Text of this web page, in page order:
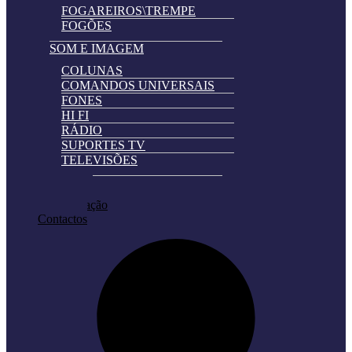
FOGAREIROS\TREMPE
FOGÕES
SOM E IMAGEM
COLUNAS
COMANDOS UNIVERSAIS
FONES
HI FI
RÁDIO
SUPORTES TV
TELEVISÕES
Categories
in
Pedir Cotação
Contactos